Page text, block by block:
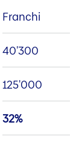
Franchi
40'300
125'000
32%